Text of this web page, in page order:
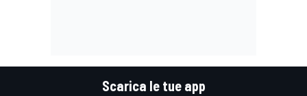
Scarica le tue app